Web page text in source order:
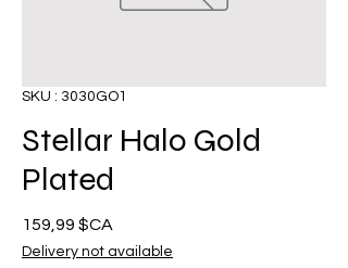
SKU : 3030GO1
Stellar Halo Gold
Plated
159,99 $CA
Delivery not available